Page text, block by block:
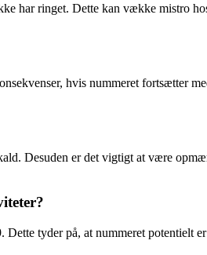
har ringet. Dette kan vække mistro
hvis nummeret fortsætter
Desuden er det vigtigt at være
tyder på, at nummeret potentielt